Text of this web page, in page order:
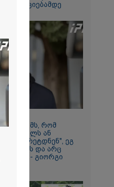
ოპერაციებამდე
მითქვამს, რომ
ან
"ხვრეტდნენ", ეგ
და არც
ვიცი" - გიორგი